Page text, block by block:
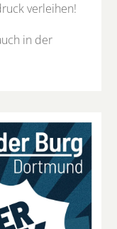
verleihen!
in der